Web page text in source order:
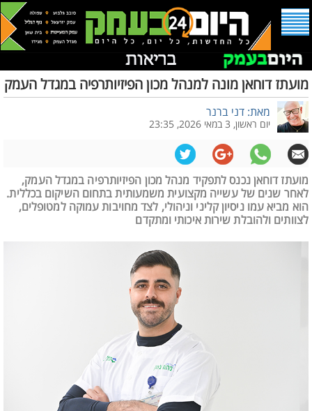
מועתז דוחאן מונה למנהל מכון הפיזיותרפיה במגדל העמק
מאת: דני ברנר
יום ראשון, 3 במאי 2026, 23:35
מועתז דוחאן נכנס לתפקיד מנהל מכון הפיזיותרפיה במגדל העמק,
לאחר שנים של עשייה מקצועית משמעותית בתחום השיקום בכללית.
הוא מביא עמו ניסיון קליני וניהולי, לצד מחויבות עמוקה למטופלים,
לצוותים ולהובלת שירות איכותי ומתקדם